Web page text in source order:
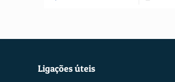
Ligações úteis